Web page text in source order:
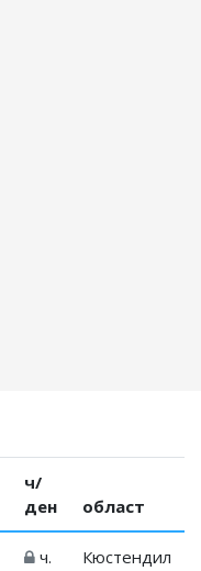
ч/
ден
област
ч. Кюстендил